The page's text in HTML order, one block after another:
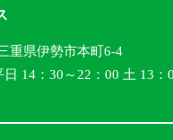
重県伊勢市本町6-4
日 14：30～22：00 土 13：